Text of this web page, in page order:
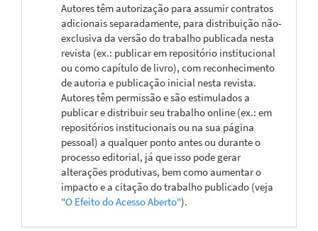
Autores têm autorização para assumir contratos
adicionais separadamente, para distribuição não-
exclusiva da versão do trabalho publicada nesta
revista (ex.: publicar em repositório institucional
ou como capítulo de livro), com reconhecimento
de autoria e publicação inicial nesta revista.
Autores têm permissão e são estimulados a
publicar e distribuir seu trabalho online (ex.: em
repositórios institucionais ou na sua página
pessoal) a qualquer ponto antes ou durante o
processo editorial, já que isso pode gerar
alterações produtivas, bem como aumentar o
impacto e a citação do trabalho publicado (veja
"O Efeito do Acesso Aberto").